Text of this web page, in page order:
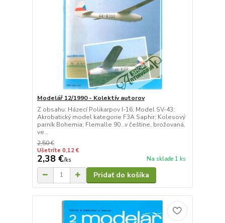
Modelář 12/1990 - Kolektív autorov
Z obsahu: Házecí Polikarpov I-16; Model SV-43;
Akrobatický model kategorie F3A Saphir; Kolesový
parník Bohemia; Flemalle 90...v češtine, brožovaná,
ve...
2,50 €
Ušetríte 0,12 €
2,38 €/ks Na sklade 1 ks
Pridať do košíka